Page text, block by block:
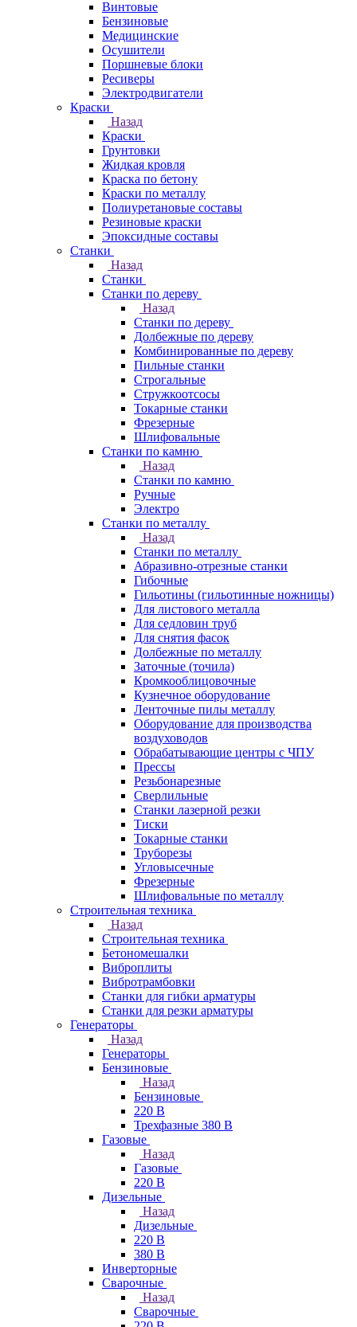
Винтовые
Бензиновые
Медицинские
Осушители
Поршневые блоки
Ресиверы
Электродвигатели
Краски
Назад
Краски
Грунтовки
Жидкая кровля
Краска по бетону
Краски по металлу
Полиуретановые составы
Резиновые краски
Эпоксидные составы
Станки
Назад
Станки
Станки по дереву
Назад
Станки по дереву
Долбежные по дереву
Комбинированные по дереву
Пильные станки
Строгальные
Стружкоотсосы
Токарные станки
Фрезерные
Шлифовальные
Станки по камню
Назад
Станки по камню
Ручные
Электро
Станки по металлу
Назад
Станки по металлу
Абразивно-отрезные станки
Гибочные
Гильотины (гильотинные ножницы)
Для листового металла
Для седловин труб
Для снятия фасок
Долбежные по металлу
Заточные (точила)
Кромкооблицовочные
Кузнечное оборудование
Ленточные пилы металлу
Оборудование для производства
воздуховодов
Обрабатывающие центры с ЧПУ
Прессы
Резьбонарезные
Сверлильные
Станки лазерной резки
Тиски
Токарные станки
Труборезы
Угловысечные
Фрезерные
Шлифовальные по металлу
Строительная техника
Назад
Строительная техника
Бетономешалки
Виброплиты
Вибротрамбовки
Станки для гибки арматуры
Станки для резки арматуры
Генераторы
Назад
Генераторы
Бензиновые
Назад
Бензиновые
220 В
Трехфазные 380 В
Газовые
Назад
Газовые
220 В
Дизельные
Назад
Дизельные
220 В
380 В
Инверторные
Сварочные
Назад
Сварочные